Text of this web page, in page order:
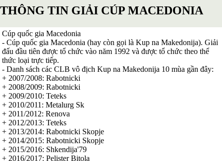
Liechtenstein
Lithuania
Moldova
Montenegro
Phần Lan
Thổ Nhĩ Kỳ
THÔNG TIN GIẢI CÚP MACEDONIA
Cúp quốc gia Macedonia
- Cúp quốc gia Macedonia (hay còn gọi là Kup na Makedonija). Giải
đấu đầu tiên được tổ chức vào năm 1992 và được tổ chức theo thể
thức loại trực tiếp.
- Danh sách các CLB vô địch Kup na Makedonija 10 mùa gần đây:
+ 2007/2008: Rabotnicki
+ 2008/2009: Rabotnicki
+ 2009/2010: Teteks
+ 2010/2011: Metalurg Sk
+ 2011/2012: Renova
+ 2012/2013: Teteks
+ 2013/2014: Rabotnicki Skopje
+ 2014/2015: Rabotnicki Skopje
+ 2015/2016: Shkendija'79
+ 2016/2017: Pelister Bitola